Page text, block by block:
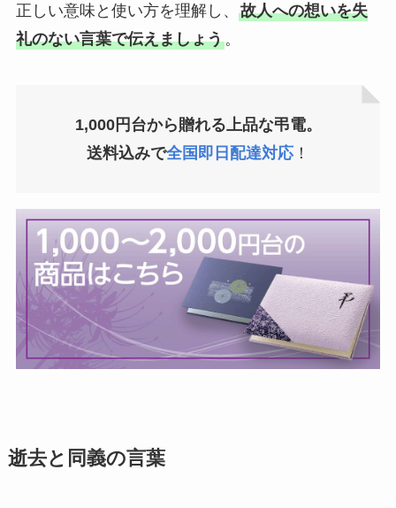
正しい意味と使い方を理解し、 故人への想いを失
礼のない言葉で伝えましょう。
1,000円台から贈れる上品な弔電。
送料込みで全国即日配達対応 ！
逝去と同義の言葉